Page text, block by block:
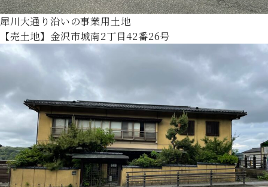
犀川大通り沿いの事業用土地
【売土地】金沢市城南2丁目42番26号